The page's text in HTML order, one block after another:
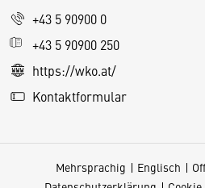
+43 5 90900 0
+43 5 90900 250
https://wko.at/
Kontaktformular
Mehrsprachig Englisch
s
e
S
e